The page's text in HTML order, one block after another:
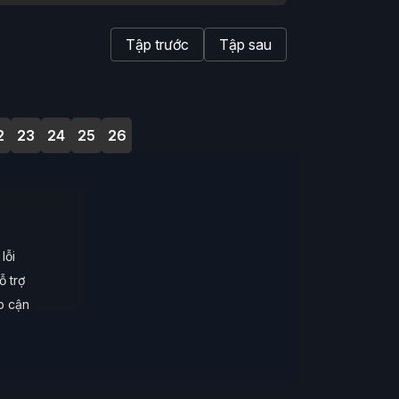
Tập trước Tập sau
23 24 25 26
trợ
cận